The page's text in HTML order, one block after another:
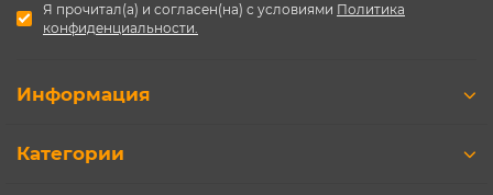
Я прочитал(а) и согласен(на) с условиями Политика
конфиденциальности.
Информация
Категории